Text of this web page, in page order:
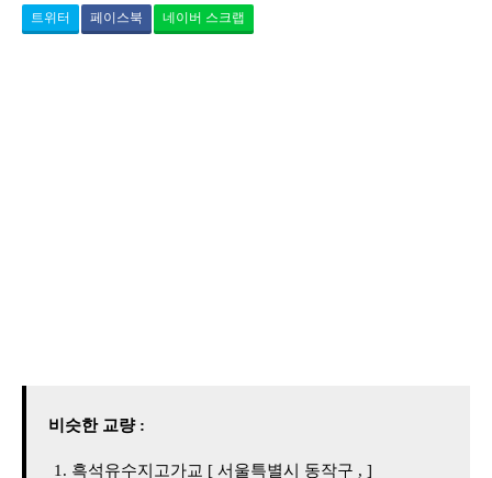
트위터 페이스북 네이버 스크랩
비슷한 교량 :
흑석유수지고가교 [ 서울특별시 동작구 , ]